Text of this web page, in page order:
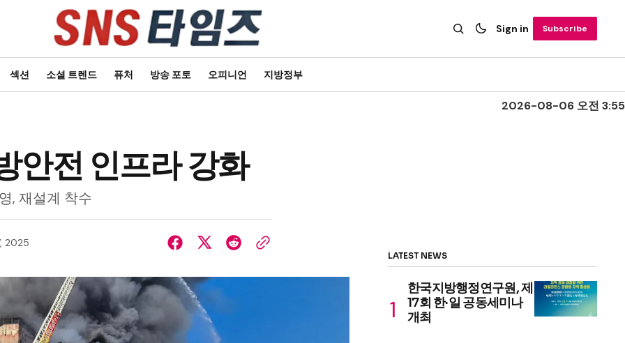
Sign in Subscribe
섹션 소셜 트렌드 퓨처 방송 포토 오피니언 지방정부
2026-08-06 오전 3:55
안전 인프라 강화
, 재설계 착수
2025
LATEST NEWS
한국지방행정연구원, 제
17회 한·일 공동세미나
개최